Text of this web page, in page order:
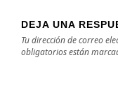
DEJA UNA
Tu dirección de correo
obligatorios están